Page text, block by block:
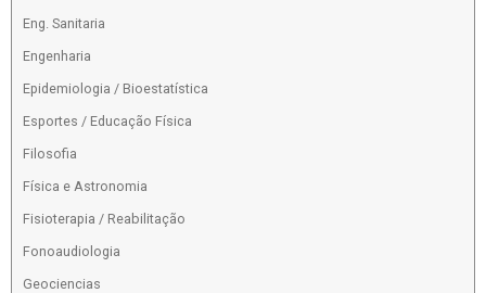
Eng. Sanitaria
Engenharia
Epidemiologia / Bioestatística
Esportes / Educação Física
Filosofia
Física e Astronomia
Fisioterapia / Reabilitação
Fonoaudiologia
Geociencias